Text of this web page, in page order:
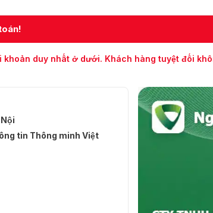
duy nhất ở dưới. Khách hàng tuyệt đối
tin Thông minh Việt